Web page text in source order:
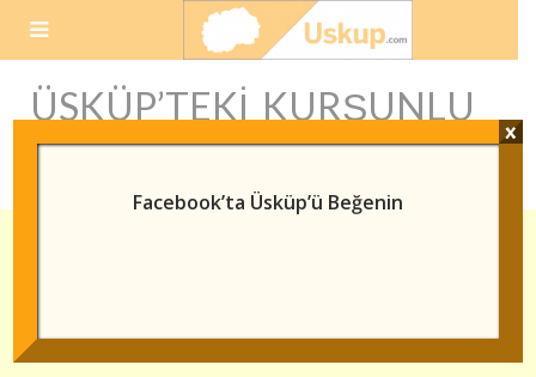
ÜSKÜP’TEKI KURŞUNLU
HAN
Facebook’ta Üsküp’ü Beğenin
x